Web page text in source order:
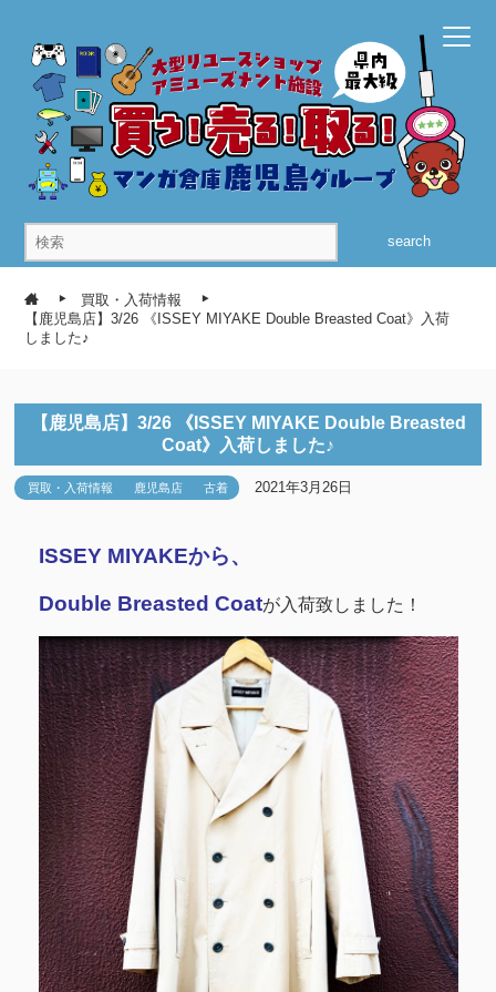
search
買取・入荷情報
【鹿児島店】3/26 《ISSEY MIYAKE Double Breasted Coat》入荷
しました♪
【鹿児島店】3/26 《ISSEY MIYAKE Double Breasted
Coat》入荷しました♪
買取・入荷情報 鹿児島店 古着 2021年3月26日
ISSEY MIYAKEから、
Double Breasted Coatが入荷致しました！